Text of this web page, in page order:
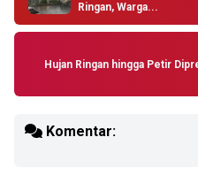
Ringan, Warga...
Hujan Ringan hingga Petir
Komentar: